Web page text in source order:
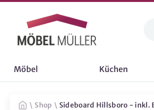
Möbel Küchen
\ Shop \ Sideboard Hillsboro - inkl.